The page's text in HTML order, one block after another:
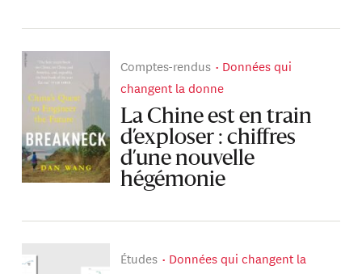
Comptes-rendus
Données qui
changent la donne
La Chine est en train
d’exploser : chiffres
d’une nouvelle
hégémonie
Études
Données qui changent la